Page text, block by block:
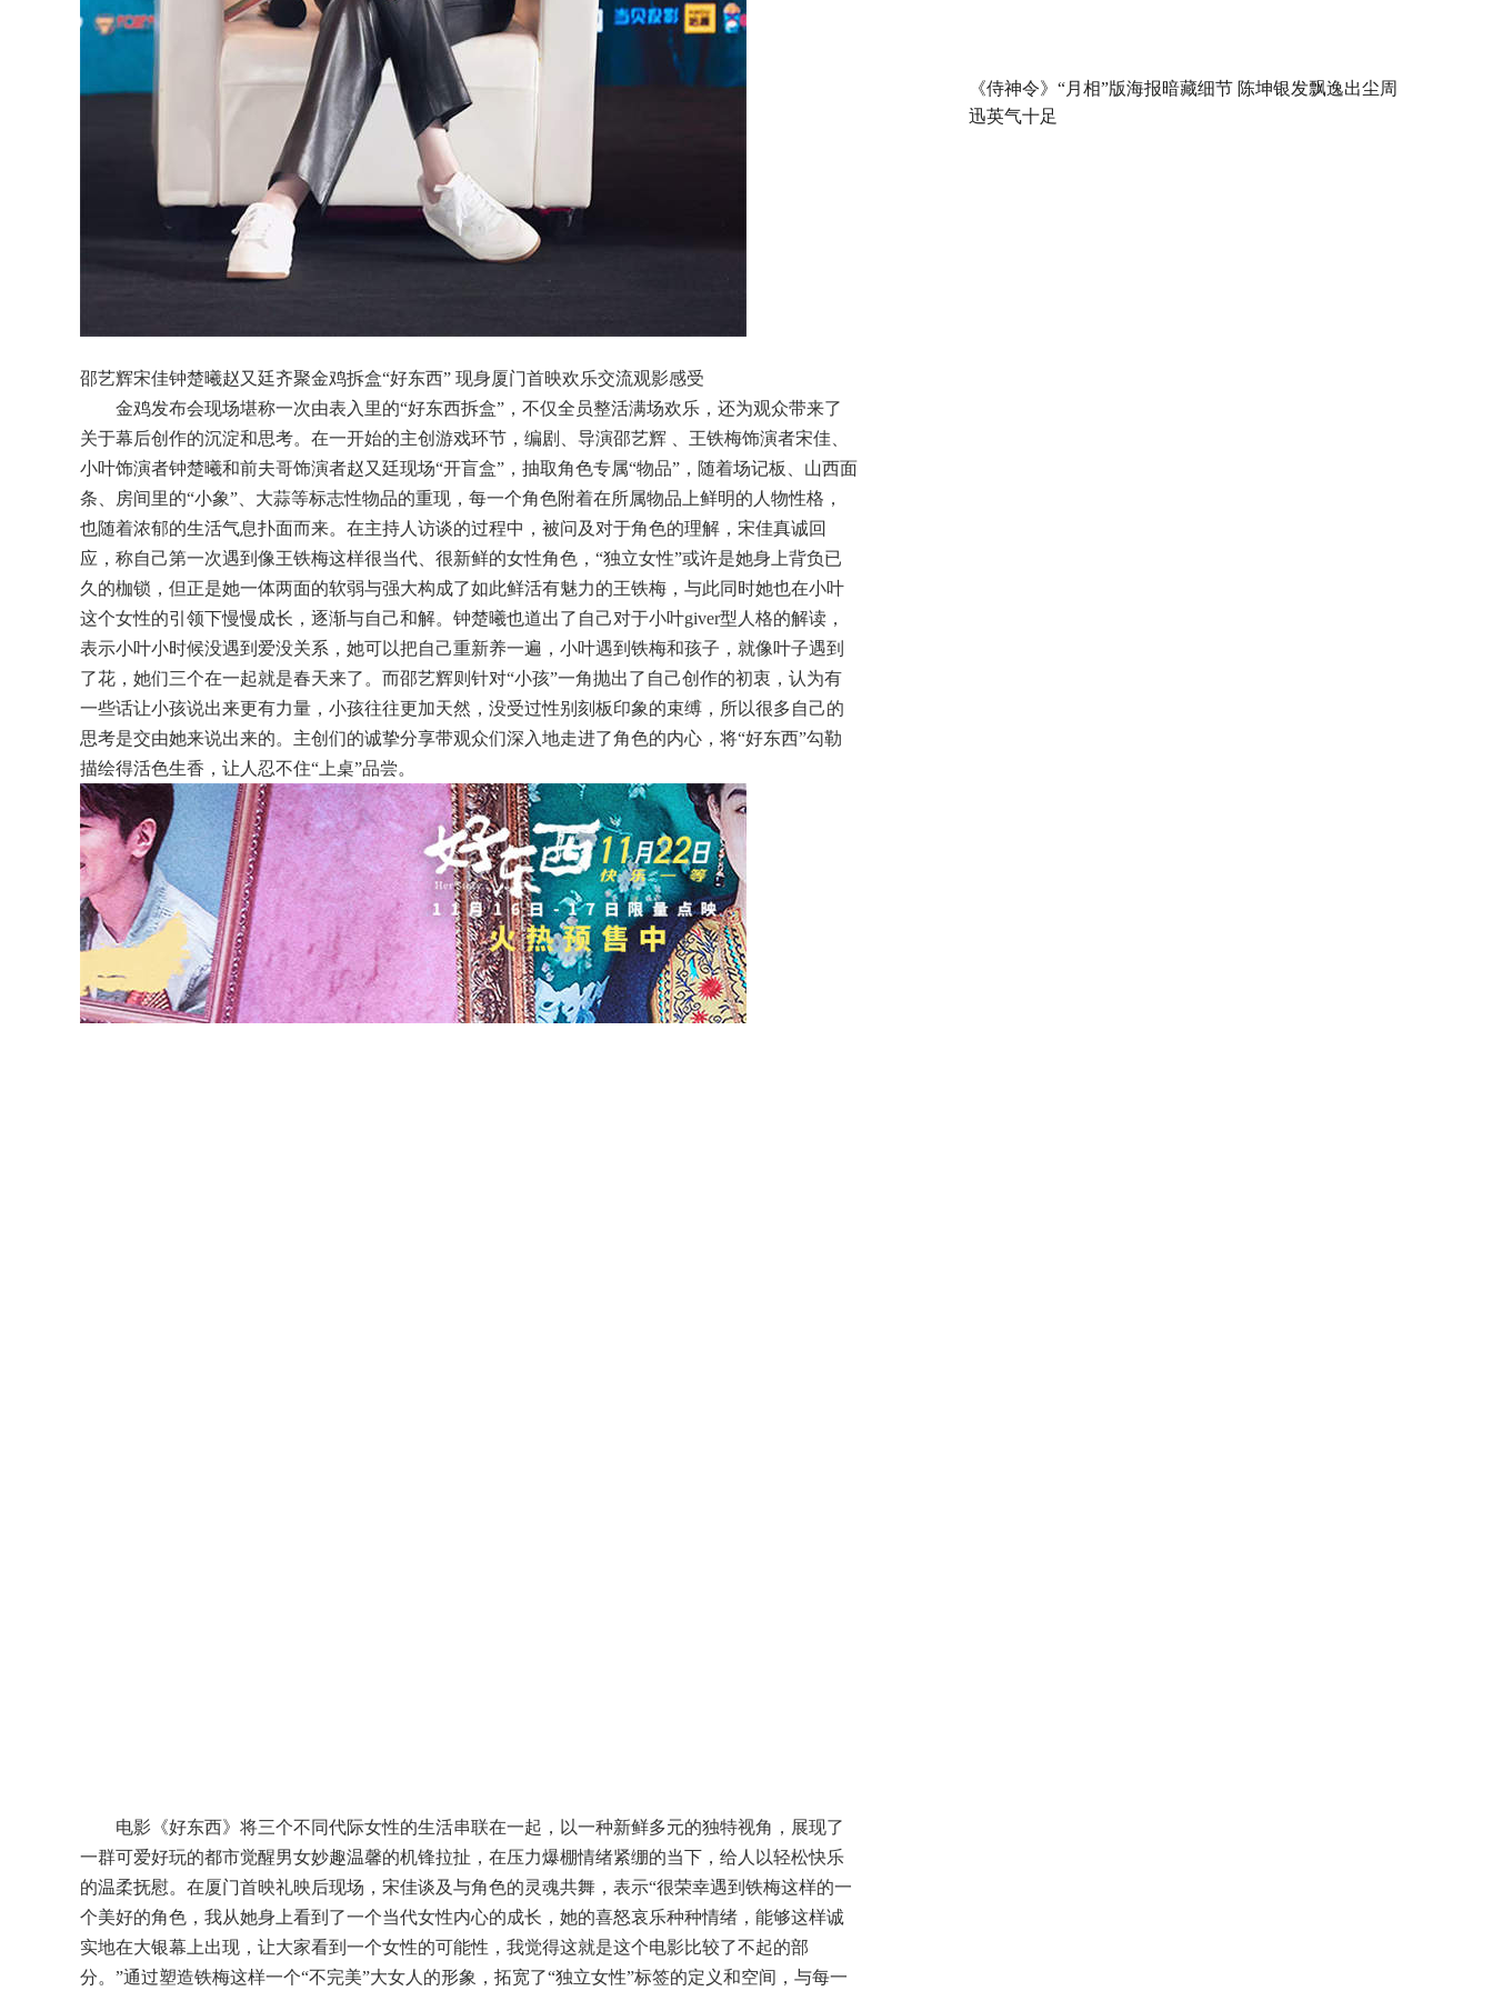
邵艺辉宋佳钟楚曦赵又廷齐聚金鸡拆盒“好东西” 现身厦门首映欢乐交流观影感受
金鸡发布会现场堪称一次由表入里的“好东西拆盒”，不仅全员整活满场欢乐，还为观众带来了
关于幕后创作的沉淀和思考。在一开始的主创游戏环节，编剧、导演邵艺辉 、王铁梅饰演者宋佳、
小叶饰演者钟楚曦和前夫哥饰演者赵又廷现场“开盲盒”，抽取角色专属“物品”，随着场记板、山西面
条、房间里的“小象”、大蒜等标志性物品的重现，每一个角色附着在所属物品上鲜明的人物性格，
也随着浓郁的生活气息扑面而来。在主持人访谈的过程中，被问及对于角色的理解，宋佳真诚回
应，称自己第一次遇到像王铁梅这样很当代、很新鲜的女性角色，“独立女性”或许是她身上背负已
久的枷锁，但正是她一体两面的软弱与强大构成了如此鲜活有魅力的王铁梅，与此同时她也在小叶
这个女性的引领下慢慢成长，逐渐与自己和解。钟楚曦也道出了自己对于小叶giver型人格的解读，
表示小叶小时候没遇到爱没关系，她可以把自己重新养一遍，小叶遇到铁梅和孩子，就像叶子遇到
了花，她们三个在一起就是春天来了。而邵艺辉则针对“小孩”一角抛出了自己创作的初衷，认为有
一些话让小孩说出来更有力量，小孩往往更加天然，没受过性别刻板印象的束缚，所以很多自己的
思考是交由她来说出来的。主创们的诚挚分享带观众们深入地走进了角色的内心，将“好东西”勾勒
描绘得活色生香，让人忍不住“上桌”品尝。
电影《好东西》将三个不同代际女性的生活串联在一起，以一种新鲜多元的独特视角，展现了
一群可爱好玩的都市觉醒男女妙趣温馨的机锋拉扯，在压力爆棚情绪紧绷的当下，给人以轻松快乐
的温柔抚慰。在厦门首映礼映后现场，宋佳谈及与角色的灵魂共舞，表示“很荣幸遇到铁梅这样的一
个美好的角色，我从她身上看到了一个当代女性内心的成长，她的喜怒哀乐种种情绪，能够这样诚
实地在大银幕上出现，让大家看到一个女性的可能性，我觉得这就是这个电影比较了不起的部
分。”通过塑造铁梅这样一个“不完美”大女人的形象，拓宽了“独立女性”标签的定义和空间，与每一
《侍神令》“月相”版海报暗藏细节 陈坤银发飘逸出尘周
迅英气十足